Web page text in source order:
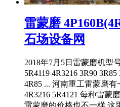
雷蒙磨
石场设备网
2018年7月5日雷蒙磨机型
5R4119 4R3216 3R90
4R85 ... 河南重工雷蒙磨有
4R3216 5R4121 每种雷蒙
雷蒙磨的价格也不一样,这